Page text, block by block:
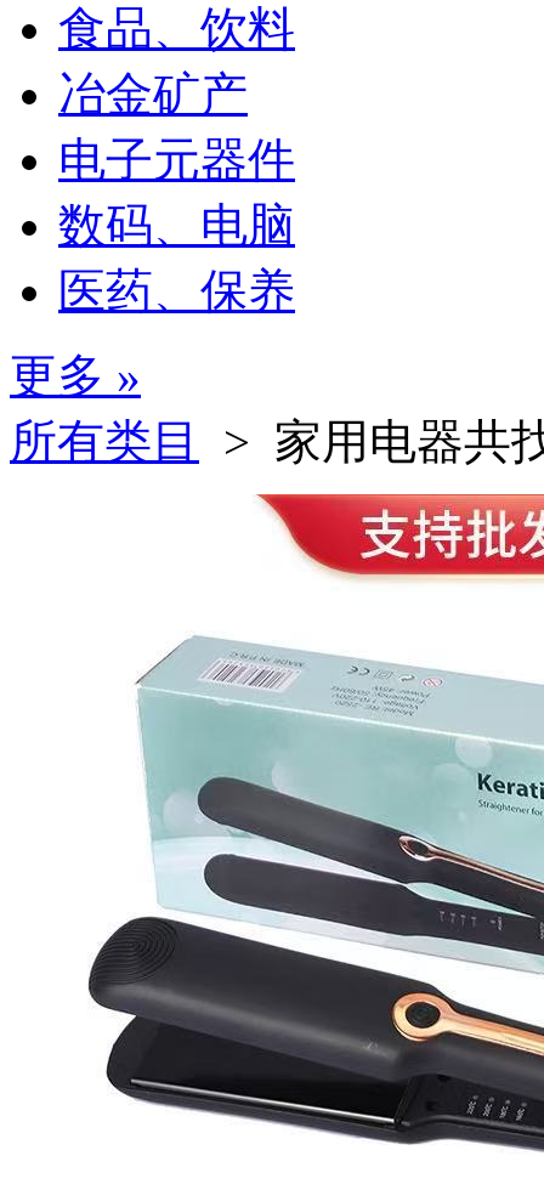
食品、饮料
冶金矿产
电子元器件
数码、电脑
医药、保养
更多 »
所有类目
> 家用电器共